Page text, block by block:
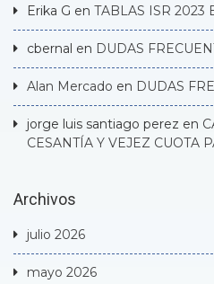
Erika G en TABLAS ISR 2023
cbernal en DUDAS
Alan Mercado en DUDAS
jorge luis santiago perez en
CESANTÍA Y VEJEZ CUOTA
Archivos
julio 2026
mayo 2026